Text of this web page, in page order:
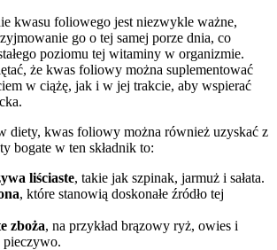
kwasu foliowego jest niezwykle ważne,
go o tej samej porze dnia, co
poziomu tej witaminy w organizmie.
że kwas foliowy można suplementować
w ciążę, jak i w jej trakcie, aby wspierać
diety, kwas foliowy można również uzyskać z
bogate w ten składnik to:
liściaste, takie jak szpinak, jarmuż i sałata.
, które stanowią doskonałe źródło tej
zboża, na przykład brązowy ryż, owies i
pieczywo.